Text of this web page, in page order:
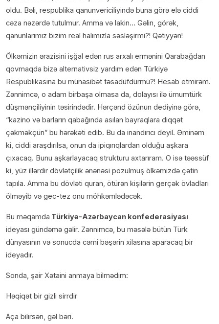
oldu. Bəli, respublika qanunvericiliyində buna görə elə ciddi
cəza nəzərdə tutulmur. Amma və lakin… Gəlin, görək,
qanunlarımız bizim real halımızla səsləşirmi?! Qətiyyən!
Ölkəmizin ərazisini işğal edən rus arxalı ermənini Qarabağdan
qovmaqda bizə alternativsiz yardım edən Türkiyə
Respublikasına bu münasibət təsadüfdürmü?! Hesab etmirəm.
Zənnimcə, o adam birbaşa olmasa da, dolayısı ilə ümumtürk
düşmənçiliyinin təsirindədir. Hərçənd özünun dediyinə görə,
“kazino və barların qabağında asılan bayraqlara diqqət
çəkməkçün” bu hərəkəti edib. Bu da inandırıcı deyil. Əminəm
ki, ciddi araşdırılsa, onun da ipiqırıqlardan olduğu aşkara
çıxacaq. Bunu aşkarlayacaq strukturu axtarıram. O isə təəssüf
ki, yüz illərdir dövlətçilik ənənəsi pozulmuş ölkəmizdə çətin
tapıla. Amma bu dövləti quran, ötürən kişilərin gerçək övladları
ölməyib və gec-tez onu möhkəmlədəcək.
Bu məqamda Türkiyə-Azərbaycan konfederasiyası
ideyası gündəmə gəlir. Zənnimcə, bu məsələ bütün Türk
dünyasının və sonucda cəmi bəşərin xilasına aparacaq bir
ideyadır.
Sonda, şair Xətaini anmaya bilmədim:
Həqiqət bir gizli sirrdir
Aça bilirsən, gəl bəri.